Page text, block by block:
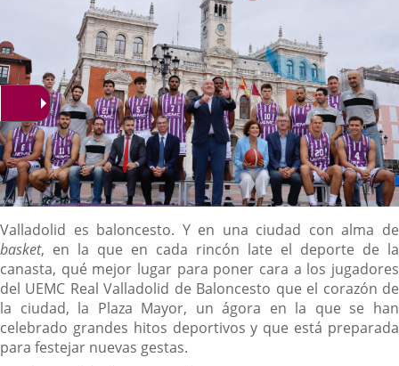
Descripción
Valladolid es baloncesto. Y en una ciudad con alma de
basket, en la que en cada rincón late el deporte de la
canasta, qué mejor lugar para poner cara a los jugadores
del UEMC Real Valladolid de Baloncesto que el corazón de
la ciudad, la Plaza Mayor, un ágora en la que se han
celebrado grandes hitos deportivos y que está preparada
para festejar nuevas gestas.